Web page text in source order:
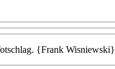
{Frank Wisniewski}